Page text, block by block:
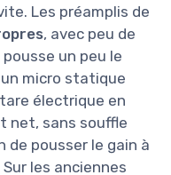
Les préamplis de
, avec peu de
un peu le
un micro statique
électrique en
net, sans souffle
de pousser le gain à
les anciennes